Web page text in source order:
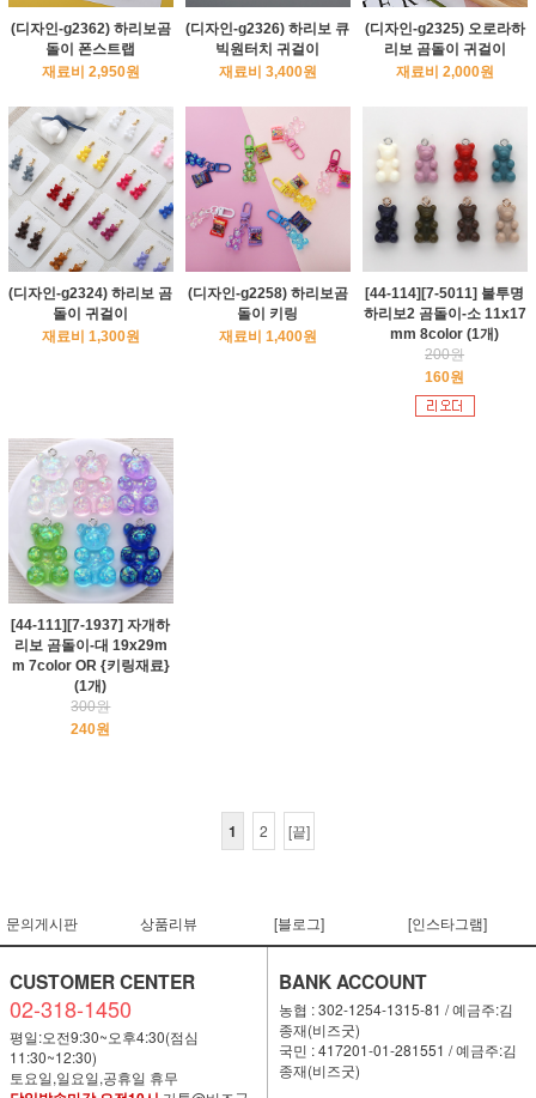
(디자인-g2362) 하리보곰
돌이 폰스트랩
재료비 2,950원
(디자인-g2326) 하리보 큐
빅원터치 귀걸이
재료비 3,400원
(디자인-g2325) 오로라하
리보 곰돌이 귀걸이
재료비 2,000원
(디자인-g2324) 하리보 곰
돌이 귀걸이
재료비 1,300원
(디자인-g2258) 하리보곰
돌이 키링
재료비 1,400원
[44-114][7-5011] 불투명
하리보2 곰돌이-소 11x17
mm 8color (1개)
200원
160원
[44-111][7-1937] 자개하
리보 곰돌이-대 19x29m
m 7color OR {키링재료}
(1개)
300원
240원
1 2 [끝]
문의게시판 상품리뷰 [블로그] [인스타그램]
CUSTOMER CENTER
02-318-1450
평일:오전9:30~오후4:30(점심
11:30~12:30)
토요일,일요일,공휴일 휴무
BANK ACCOUNT
농협 : 302-1254-1315-81 / 예금주:김
종재(비즈굿)
국민 : 417201-01-281551 / 예금주:김
종재(비즈굿)